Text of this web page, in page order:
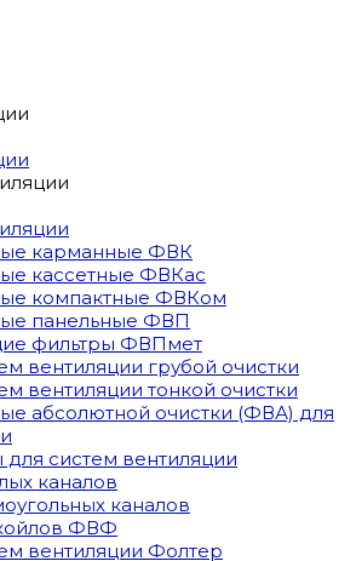
карманные ФВК
кассетные ФВКас
компактные ФВКом
панельные ФВП
фильтры ФВПмет
вентиляции грубой очистки
вентиляции тонкой очистки
абсолютной очистки (ФВА) для
систем вентиляции
каналов
каналов
ФВФ
вентиляции Фолтер